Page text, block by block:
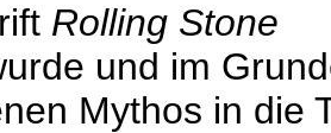
Rolling Stone
und im
Mythos in die